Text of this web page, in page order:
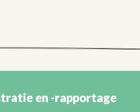
en -rapportage